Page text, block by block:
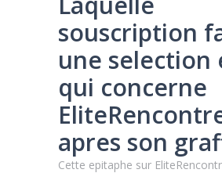
souscription
une selection
qui concerne
apres son
Cette epitaphe sur